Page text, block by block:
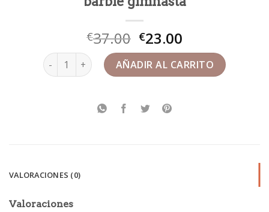
€37.00 €23.00
barbie gimnasta cantidadAÑADIR AL CARRITO
VALORACIONES (0)
Valoraciones